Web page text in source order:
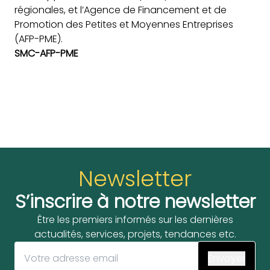
régionales, et l’Agence de Financement et de
Promotion des Petites et Moyennes Entreprises
(AFP-PME).
SMC-AFP-PME
Newsletter
S’inscrire à notre newsletter
Être les premiers informés sur les dernières
actualités, services, projets, tendances etc.